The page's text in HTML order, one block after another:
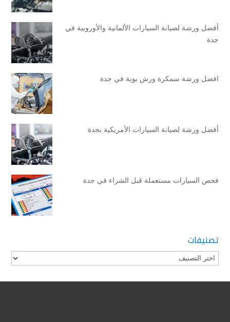
أفضل ورشة لصيانة السيارات الألمانية والأوروبية في
جدة
افضل ورشة سمكرة ورش بوية في جدة
أفضل ورشة لصيانة السيارات الأمريكية بجدة
فحص السيارات مستعملة قبل الشراء في جدة
تصنيفات
تصنيفات